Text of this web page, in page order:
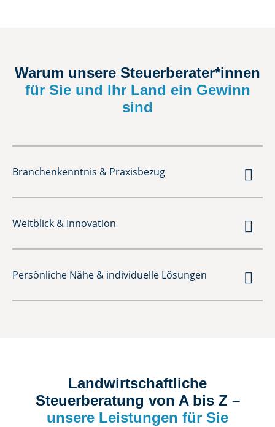
Warum unsere Steuerberater*innen
für Sie und Ihr Land ein Gewinn
sind
Branchenkenntnis & Praxisbezug 
Weitblick & Innovation 
Persönliche Nähe & individuelle Lösungen 
Landwirtschaftliche
Steuerberatung von A bis Z –
unsere Leistungen für Sie